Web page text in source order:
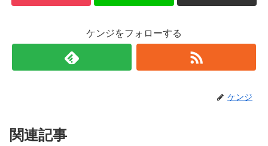
ケンジをフォローする
ケンジ
関連記事